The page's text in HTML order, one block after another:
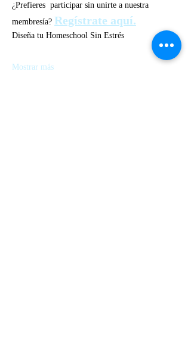
¿Prefieres  participar sin unirte a nuestra
membresía? Regístrate aquí.
Diseña tu Homeschool Sin Estrés
Mostrar más